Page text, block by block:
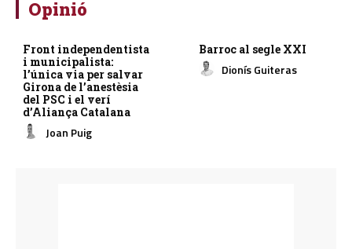
Opinió
Front independentista
i municipalista:
l’única via per salvar
Girona de l’anestèsia
del PSC i el verí
d’Aliança Catalana
Joan Puig
Barroc al segle XXI
Dionís Guiteras